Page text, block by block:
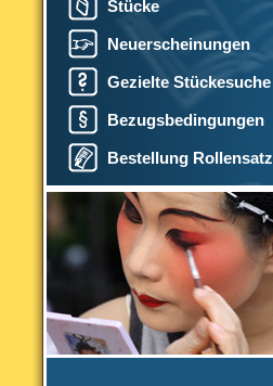
Stücke
Neuerscheinungen
Gezielte Stückesuche
Bezugsbedingungen
Bestellung Rollensatz